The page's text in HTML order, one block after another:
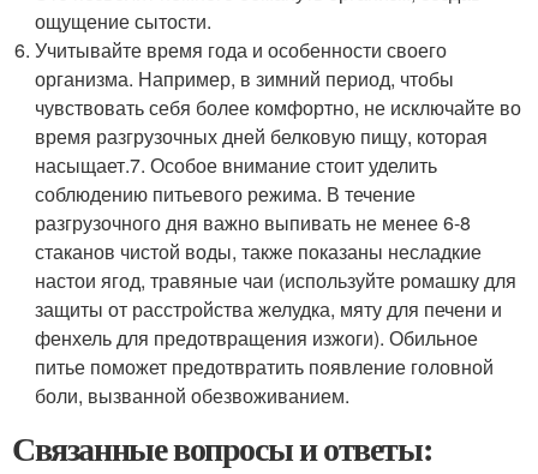
ощущение сытости.
Учитывайте время года и особенности своего
организма. Например, в зимний период, чтобы
чувствовать себя более комфортно, не исключайте во
время разгрузочных дней белковую пищу, которая
насыщает.7. Особое внимание стоит уделить
соблюдению питьевого режима. В течение
разгрузочного дня важно выпивать не менее 6-8
стаканов чистой воды, также показаны несладкие
настои ягод, травяные чаи (используйте ромашку для
защиты от расстройства желудка, мяту для печени и
фенхель для предотвращения изжоги). Обильное
питье поможет предотвратить появление головной
боли, вызванной обезвоживанием.
Связанные вопросы и ответы: